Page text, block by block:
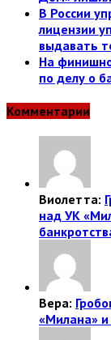
В России
лицензии
выдавать
На
по делу о
Комментарии
Виолетта:
над УК
Вера:
«Милана» и